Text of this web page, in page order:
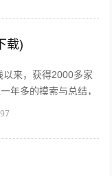
载)
以来，获得2000多家
年多的摸索与总结，
本于2017年4月26日